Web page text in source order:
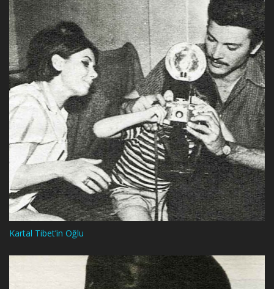
Kartal Tibet’in Oğlu